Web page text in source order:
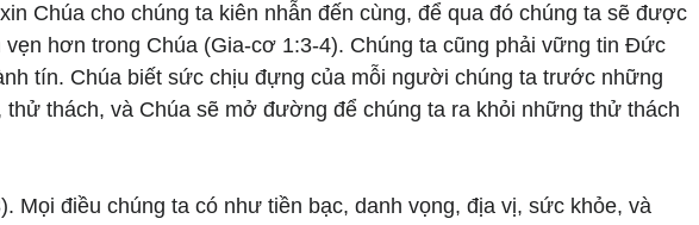
Chúa cho chúng ta kiên nhẫn đến cùng, để qua đó chúng ta sẽ được
hơn trong Chúa (Gia-cơ 1:3-4). Chúng ta cũng phải vững tin Đức
tín. Chúa biết sức chịu đựng của mỗi người chúng ta trước những
thử thách, và Chúa sẽ mở đường để chúng ta ra khỏi những thử thách
Mọi điều chúng ta có như tiền bạc, danh vọng, địa vị, sức khỏe, và